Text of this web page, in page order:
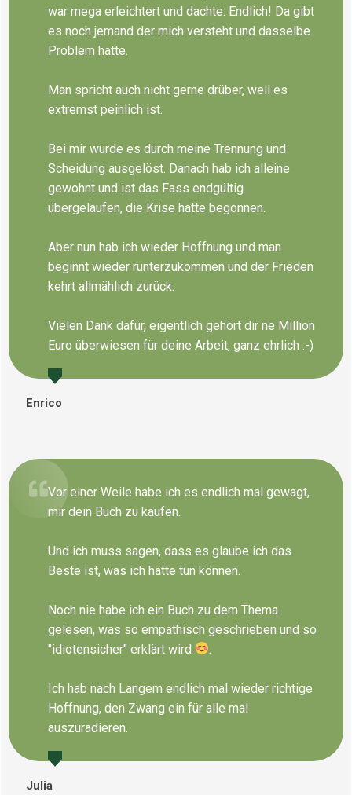
war mega erleichtert und dachte: Endlich! Da gibt
es noch jemand der mich versteht und dasselbe
Problem hatte.
Man spricht auch nicht gerne drüber, weil es
extremst peinlich ist.
Bei mir wurde es durch meine Trennung und
Scheidung ausgelöst. Danach hab ich alleine
gewohnt und ist das Fass endgültig
übergelaufen, die Krise hatte begonnen.
Aber nun hab ich wieder Hoffnung und man
beginnt wieder runterzukommen und der Frieden
kehrt allmählich zurück.
Vielen Dank dafür, eigentlich gehört dir ne Million
Euro überwiesen für deine Arbeit, ganz ehrlich :-)
Enrico
Vor einer Weile habe ich es endlich mal gewagt,
mir dein Buch zu kaufen.
Und ich muss sagen, dass es glaube ich das
Beste ist, was ich hätte tun können.
Noch nie habe ich ein Buch zu dem Thema
gelesen, was so empathisch geschrieben und so
"idiotensicher" erklärt wird
.
Ich hab nach Langem endlich mal wieder richtige
Hoffnung, den Zwang ein für alle mal
auszuradieren.
Julia